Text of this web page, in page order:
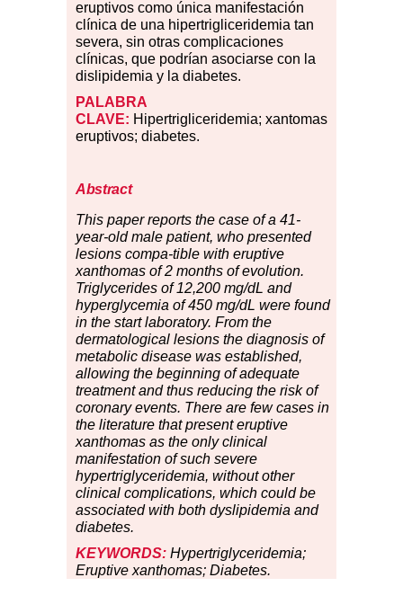
eruptivos como única manifestación
clínica de una hipertrigliceridemia tan
severa, sin otras complicaciones
clínicas, que podrían asociarse con la
dislipidemia y la diabetes.
PALABRA
CLAVE: Hipertrigliceridemia; xantomas
eruptivos; diabetes.
Abstract
This paper reports the case of a 41-
year-old male patient, who presented
lesions compa-tible with eruptive
xanthomas of 2 months of evolution.
Triglycerides of 12,200 mg/dL and
hyperglycemia of 450 mg/dL were found
in the start laboratory. From the
dermatological lesions the diagnosis of
metabolic disease was established,
allowing the beginning of adequate
treatment and thus reducing the risk of
coronary events. There are few cases in
the literature that present eruptive
xanthomas as the only clinical
manifestation of such severe
hypertriglyceridemia, without other
clinical complications, which could be
associated with both dyslipidemia and
diabetes.
KEYWORDS: Hypertriglyceridemia;
Eruptive xanthomas; Diabetes.